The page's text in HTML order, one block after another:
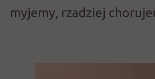
myjemy, rzadziej